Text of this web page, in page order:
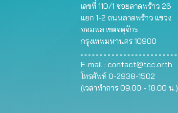
เลขที่ 110/1 ซอยลาดพร้าว 26
แยก 1-2 ถนนลาดพร้าว แขวง
จอมพล เขตจตุจักร
กรุงเทพมหานคร 10900
E-mail : contact@tcc.or.th
โทรศัพท์ 0-2938-1502
(เวลาทำการ 09.00 - 18.00 น.)